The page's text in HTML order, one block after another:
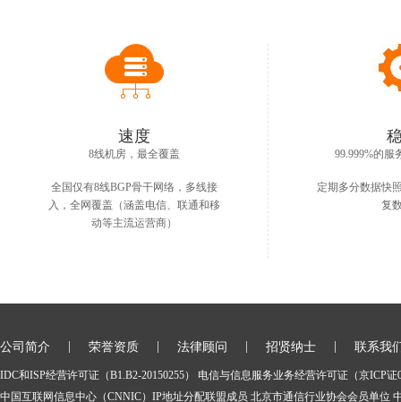
速度
8线机房，最全覆盖
全国仅有8线BGP骨干网络，多线接
入，全网覆盖（涵盖电信、联通和移
动等主流运营商）
99.999%的服
定期多分数据快
复
公司简介 荣誉资质 法律顾问 招贤纳士 联系我
IDC和ISP经营许可证（B1.B2-20150255）
电信与信息服务业务经营许可证（京ICP证
中国互联网信息中心（CNNIC）IP地址分配联盟成员 北京市通信行业协会会员单位